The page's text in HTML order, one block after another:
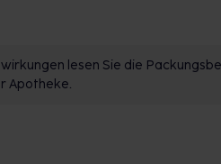
lesen Sie die
Apotheke.